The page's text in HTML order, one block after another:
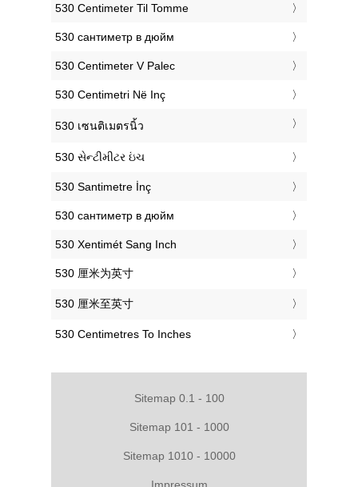
‎530 Centimeter Til Tomme
‎530 сантиметр в дюйм
‎530 Centimeter V Palec
‎530 Centimetri Në Inç
‎530 เซนติเมตรนิ้ว
‎530 સેન્ટીમીટર ઇંચ
‎530 Santimetre İnç
‎530 сантиметр в дюйм
‎530 Xentimét Sang Inch
‎530 厘米为英寸
‎530 厘米至英寸
‎530 Centimetres To Inches
Sitemap 0.1 - 100
Sitemap 101 - 1000
Sitemap 1010 - 10000